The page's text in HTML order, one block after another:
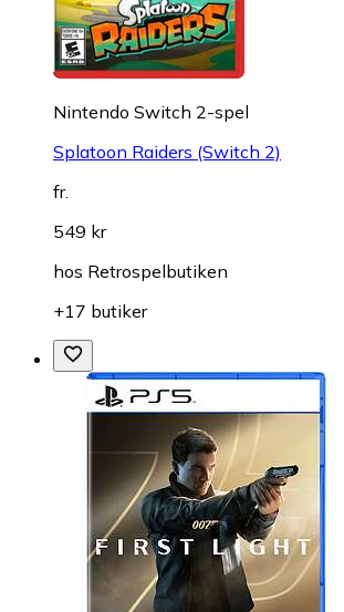
Nintendo Switch 2-spel
Splatoon Raiders (Switch 2)
fr.
549 kr
hos Retrospelbutiken
+17 butiker